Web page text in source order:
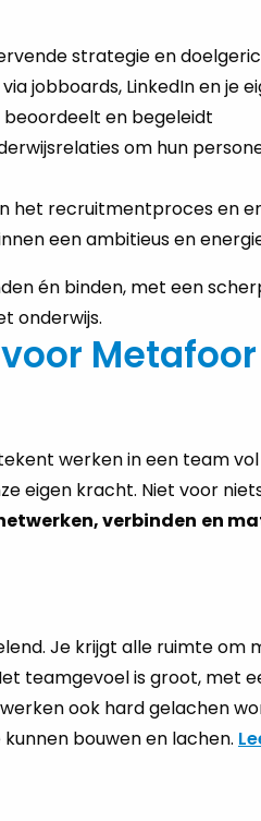
strategie en
jobboards, LinkedIn en je
en begeleidt
om hun
het recruitmentproces en
een ambitieus en
én binden, met een
onderwijs.
Metafoor
werken in een team vol
eigen kracht. Niet voor
verbinden en
Je krijgt alle ruimte om
teamgevoel is groot, met
ook hard gelachen
bouwen en lachen.